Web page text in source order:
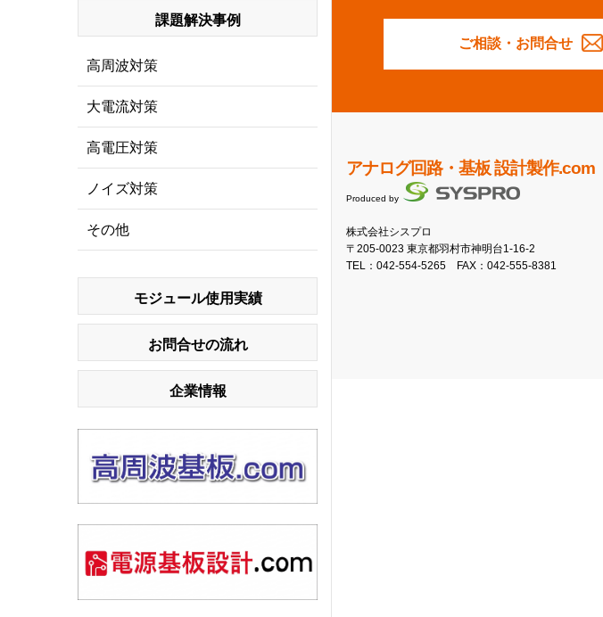
ご相談・お問合せ
アナログ回路・基板 設計製作.com
Produced by
株式会社シスプロ
〒205-0023 東京都羽村市神明台1-16-2
TEL： 042-554-5265 FAX：042-555-8381
課題解決事例
高周波対策
大電流対策
高電圧対策
ノイズ対策
その他
モジュール使用実績
お問合せの流れ
企業情報